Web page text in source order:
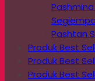
Pashtan
Produk Best
Produk Best
Produk Best